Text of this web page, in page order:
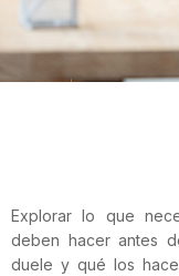
Explorar lo que
deben hacer antes
duele y qué los